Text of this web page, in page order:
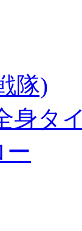
隊)
身タ
ー